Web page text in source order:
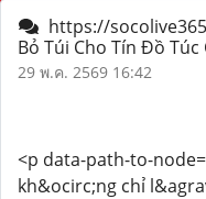
https://
Bỏ Túi Cho Tín Đồ Túc
29 พ.ค. 2569 16:42
<p data-path-to-
kh&ocirc;ng chỉ